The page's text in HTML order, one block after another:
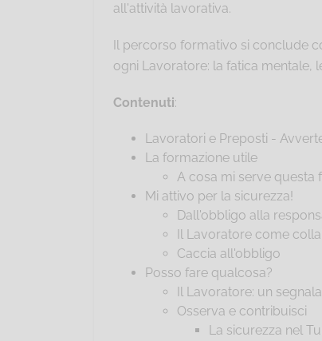
all'attività lavorativa.
Il percorso formativo si conclude
ogni Lavoratore: la fatica mentale,
Contenuti:
Lavoratori e Preposti -
La formazione utile
A cosa mi serve questa
Mi attivo per la sicurezza!
Dall'obbligo alla
Il Lavoratore come
Caccia all'obbligo
Posso fare qualcosa?
Il Lavoratore: un
Osserva e contribuisci
La sicurezza nel